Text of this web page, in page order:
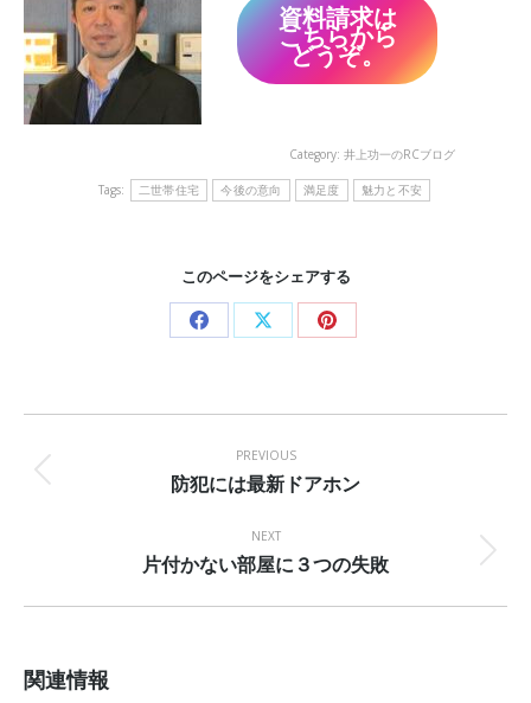
資料請求は
こちらから
どうぞ。
Category: 井上功一のRCブログ
Tags: 二世帯住宅 今後の意向 満足度 魅力と不安
このページをシェアする
Share Share Share
navigation
PREVIOUS
Previous
防犯には最新ドアホン
NEXT
Next
片付かない部屋に３つの失敗
関連情報